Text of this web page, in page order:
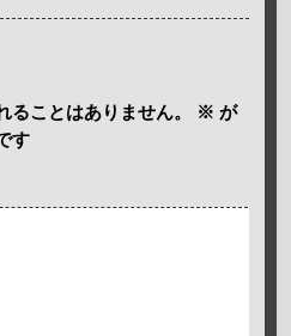
ることはありません。 ※ が
す